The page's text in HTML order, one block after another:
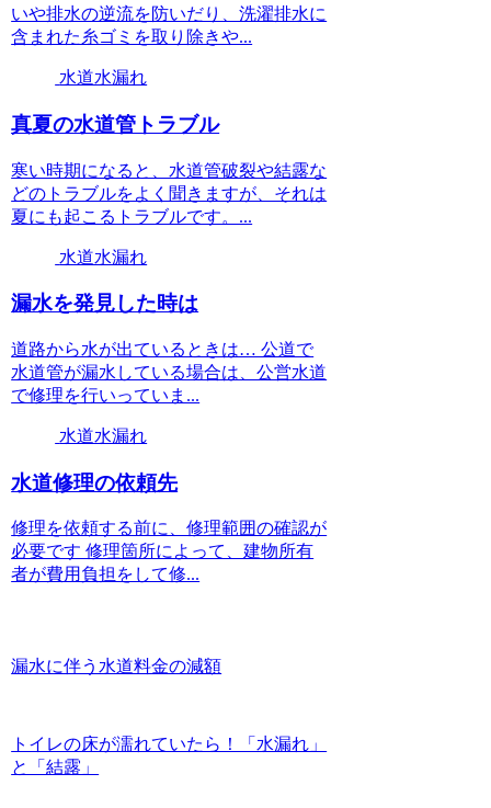
いや排水の逆流を防いだり、洗濯排水に
含まれた糸ゴミを取り除きや...
水道水漏れ
真夏の水道管トラブル
寒い時期になると、水道管破裂や結露な
どのトラブルをよく聞きますが、それは
夏にも起こるトラブルです。...
水道水漏れ
漏水を発見した時は
道路から水が出ているときは… 公道で
水道管が漏水している場合は、公営水道
で修理を行いっていま...
水道水漏れ
水道修理の依頼先
修理を依頼する前に、修理範囲の確認が
必要です 修理箇所によって、建物所有
者が費用負担をして修...
漏水に伴う水道料金の減額
トイレの床が濡れていたら！「水漏れ」
と「結露」